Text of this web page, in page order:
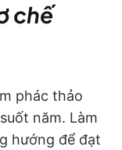
chế
phác thảo
năm. Làm
hướng để đạt